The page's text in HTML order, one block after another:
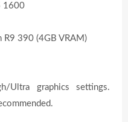
1600
R9 390 (4GB VRAM)
graphics settings.